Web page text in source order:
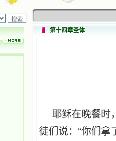
第十四章圣体
耶稣在晚餐时
徒们说：“你们